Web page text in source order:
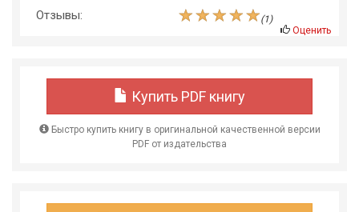
Отзывы: (1)
Оценить
Купить PDF книгу
Быстро купить книгу в оригинальной качественной версии
PDF от издательства